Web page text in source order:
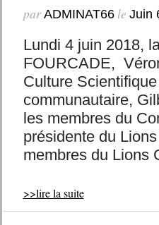
par ADMINAT66le Juin
Lundi 4 juin 2018,
FOURCADE,
Culture
communautaire,
les membres du
présidente du
membres du Lions
>>lire la suite